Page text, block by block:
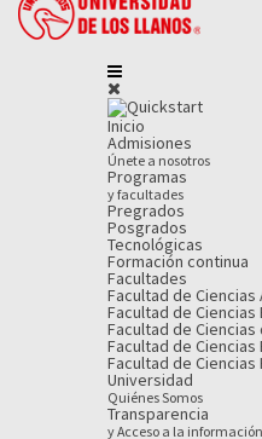
Inicio
Admisiones
Únete a nosotros
Programas
y facultades
Pregrados
Posgrados
Tecnológicas
Formación continua
Facultades
Facultad de
Facultad de
Facultad de Ciencias
Facultad de Ciencias
Facultad de Ciencias
Universidad
Quiénes Somos
Transparencia
y Acceso a la información